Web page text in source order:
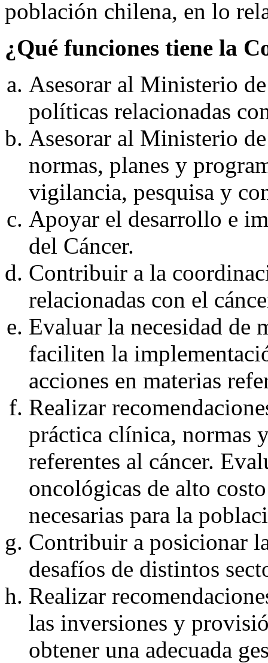
población chilena, en lo
¿Qué funciones tiene la
Asesorar al Ministerio
políticas relacionadas
Asesorar al Ministerio
normas, planes y
vigilancia, pesquisa y
Apoyar el desarrollo e
del Cáncer.
Contribuir a la
relacionadas con el
Evaluar la necesidad de
faciliten la
acciones en materias
Realizar
práctica clínica, normas
referentes al cáncer.
oncológicas de alto
necesarias para la
Contribuir a posicionar
desafíos de distintos
Realizar
las inversiones y
obtener una adecuada